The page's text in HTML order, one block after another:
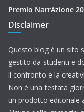
Premio NarrAzione
Disclaimer
Questo blog è un sito
gestito da studenti e
il confronto e la
Non è una testata
un prodotto editoriale